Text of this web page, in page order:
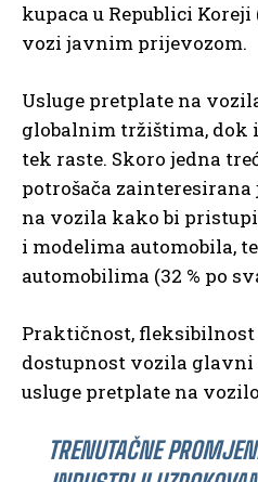
kupaca u Republici Koreji
vozi javnim prijevozom.
Usluge pretplate na
globalnim tržištima, dok
tek raste. Skoro jedna
potrošača zainteresirana
na vozila kako bi
i modelima automobila,
automobilima (32 % po
Praktičnost,
dostupnost vozila glavni
usluge pretplate na vozilo
TRENUTAČNE